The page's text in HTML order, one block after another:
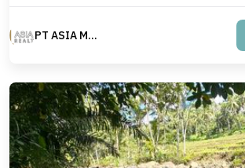
PT ASIA MAS REALTY